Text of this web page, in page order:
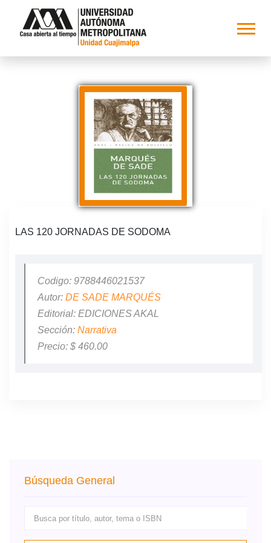
LAS 120 JORNADAS DE SODOMA
Codigo: 9788446021537
Autor: DE SADE MARQUÉS
Editorial: EDICIONES AKAL
Sección: Narrativa
Precio: $ 460.00
Búsqueda General